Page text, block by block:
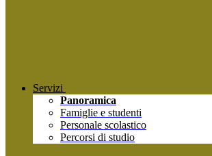
Servizi
Panoramica
Famiglie e studenti
Personale scolastico
Percorsi di studio